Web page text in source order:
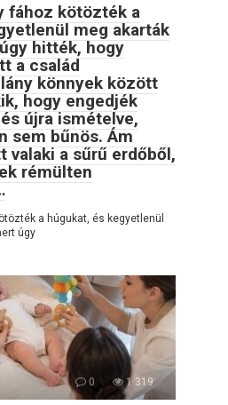
fához kötözték a
meg akarták
hitték, hogy
a család
könnyek között
hogy engedjék
újra ismételve,
sem bűnös. Ám
valaki a sűrű erdőből,
rémülten
a húgukat, és kegyetlenül
úgy
0 1 319